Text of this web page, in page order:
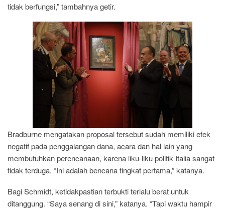
tidak berfungsi,” tambahnya getir.
Bradburne mengatakan proposal tersebut sudah memiliki efek
negatif pada penggalangan dana, acara dan hal lain yang
membutuhkan perencanaan, karena liku-liku politik Italia sangat
tidak terduga. “Ini adalah bencana tingkat pertama,” katanya.
Bagi Schmidt, ketidakpastian terbukti terlalu berat untuk
ditanggung. “Saya senang di sini,” katanya. “Tapi waktu hampir